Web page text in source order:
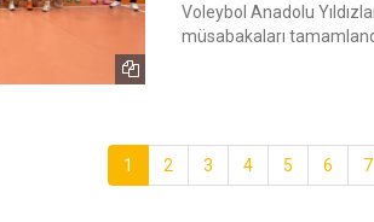
Voleybol Anadolu
müsabakaları
1 2 3 4 5 6 7